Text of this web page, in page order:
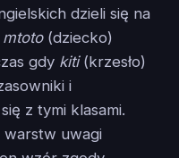
dzieli się na
mtoto(dziecko)
gdy kiti(krzesło)
i
z tymi klasami.
warstw uwagi